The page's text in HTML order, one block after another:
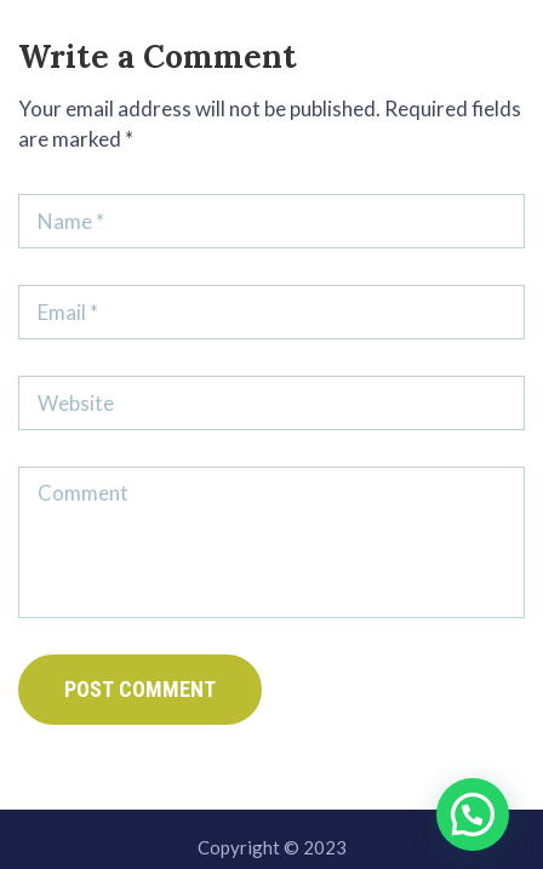
Write a Comment
Your email address will not be published. Required fields
are marked *
Copyright © 2023